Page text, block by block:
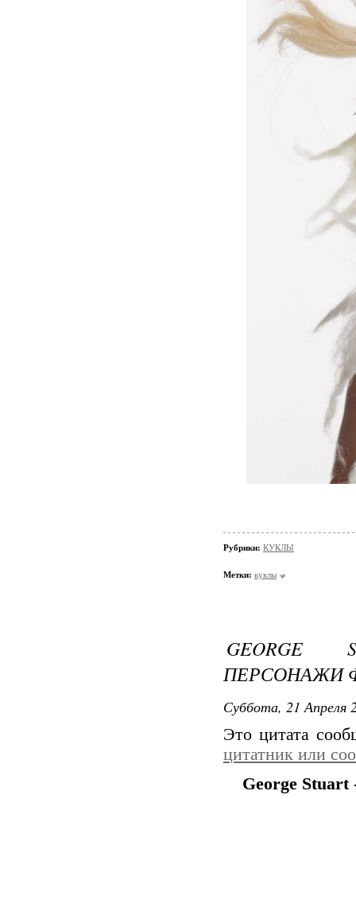
Рубрики: КУКЛЫ
Метки: куклы
GEORGE
ПЕРСОНАЖИ
Суббота, 21 Апреля
Это цитата
цитатник или
George